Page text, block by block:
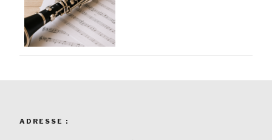
ADRESSE :